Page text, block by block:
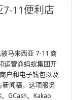
7-11便利店
马来西亚 7-11 商
运营商蚂蚁集团开
户和电子钱包以及
新闻稿，这项服务
GCash、Kakao